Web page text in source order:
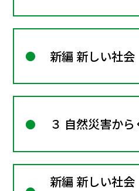
新編 新しい社
３ 自然災害か
新編 新しい社